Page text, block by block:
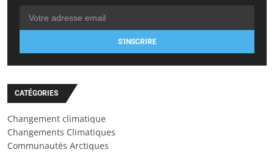
S'INSCRIRE
CATÉGORIES
Changement climatique
Changements Climatiques
Communautés Arctiques